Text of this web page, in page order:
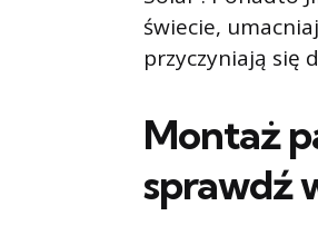
świecie,
przyczyniają się
Montaż
sprawdź